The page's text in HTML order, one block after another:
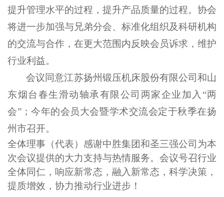
提升管理水平的过程，提升产品质量的过程。 协会
将进一步加强与兄弟分会、标准化组织及科研机构
的交流与合作，在更大范围内反映会员诉求，维护
行业利益。
会议同意江苏扬州锻压机床股份有限公司和山
东烟台春生滑动轴承有限公司两家企业加入 “两
会”；今年的会员大会暨学术交流会定于秋季在扬
州市召开。
全体理事（代表）感谢中胜集团和圣三强公司为本
次会议提供的大力支持与热情服务。会议号召行业
全体同仁，响应新常态，融入新常态，科学决策，
提质增效，协力推动行业进步！